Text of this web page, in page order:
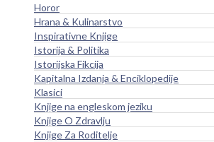
Horor
Hrana & Kulinarstvo
Inspirativne Knjige
Istorija & Politika
Istorijska Fikcija
Kapitalna Izdanja & Enciklopedije
Klasici
Knjige na engleskom jeziku
Knjige O Zdravlju
Knjige Za Roditelje